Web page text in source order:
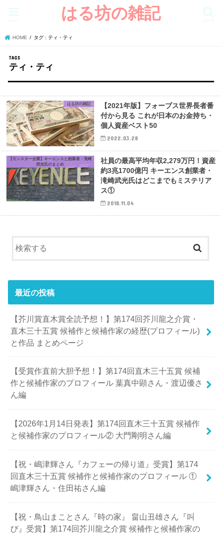
はる坊の雑記
HOME タグ : ティ・ティ
ティ・ティ
はる坊の雑記
【2021年版】フォーブス世界長者番
付から見る これが日本のお金持ち・
個人資産ベスト50
2022.03.28
【モンスター企業】キーエンスと創業者・滝崎
武光氏のまとめ
社員の最高平均年収2,279万円！資産
約3兆1700億円 キーエンス創業者・
滝崎武光氏はどこまでもミステリア
ス①
2018.11.04
最近の投稿
【芥川賞直木賞全読予想！】第174回芥川龍之介賞・
直木三十五賞 候補作と候補作家の経歴(プロフィール)
と作品 まとめページ
【受賞作直前大胆予想！】第174回直木三十五賞 候補
作と候補作家のプロフィール 葉真中顕さん・渡辺優さ
ん編
【2026年1月14日発表】第174回直木三十五賞 候補作
と候補作家のプロフィール② 大門剛明さん編
【祝・嶋津輝さん『カフェーの帰り道』受賞】第174
回直木三十五賞 候補作と候補作家のプロフィール ①
嶋津輝さん・住田祐さん編
【祝・鳥山まことさん『時の家』 畠山丑雄さん『叫
び』受賞】第174回芥川龍之介賞 候補作と候補作家の